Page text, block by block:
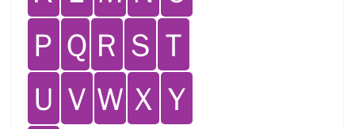
Ｐ Ｑ Ｒ Ｓ Ｔ
Ｕ Ｖ Ｗ Ｘ Ｙ